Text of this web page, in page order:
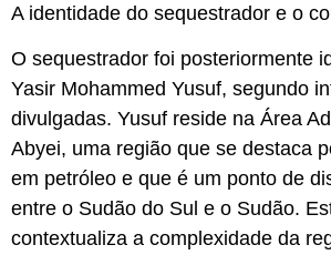
A identidade do sequestrador e o
O sequestrador foi posteriormente
Yasir Mohammed Yusuf, segundo
divulgadas. Yusuf reside na Área
Abyei, uma região que se destaca
em petróleo e que é um ponto de
entre o Sudão do Sul e o Sudão.
contextualiza a complexidade da